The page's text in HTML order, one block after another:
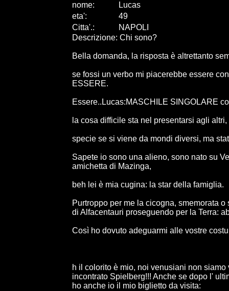
nome:
Lucas
eta':
49
Citta'.:
NAPOLI
Descrizione: Chi sono?
Bella domanda, la risposta è altrettanto
se fossi un verbo mi piacerebbe essere
ESSERE.
Essere..Lucas:MASCHILE SINGOLARE
la cosa difficile sta nel presentarsi agli altri,
specie se si viene da mondi diversi, ma
Sapete io sono una alieno, sono nato su
amichetta di Mazinga,
beh lei è mia cugina: la star della famiglia.
Purtroppo per me la cicogna, smemorata
di Alfacentauri proseguendo per la Terra:
Così ho dovuto adeguarmi alle vostre
h il colorito è mio, noi venusiani non
incontrato Spielberg!!! Anche se dopo l'
ho anche io il mio biglietto da visita: